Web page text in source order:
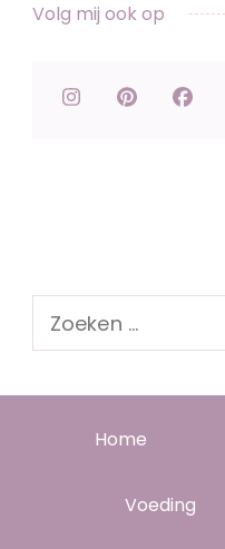
Volg mij ook op
Zoeken
naar:
Home
Voeding